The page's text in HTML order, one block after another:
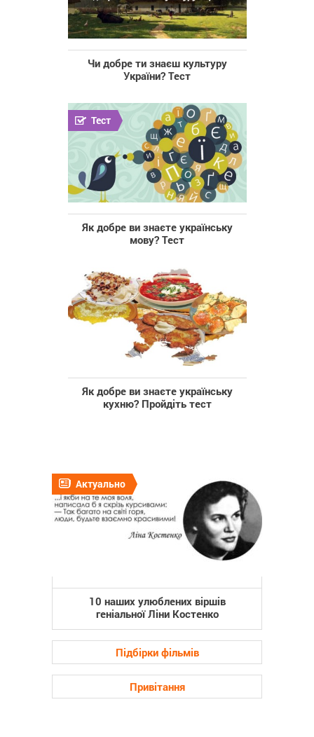
Чи добре ти знаєш культуру
України? Тест
Тест
Як добре ви знаєте українську
мову? Тест
Як добре ви знаєте українську
кухню? Пройдіть тест
Актуально
10 наших улюблених віршів
геніальної Ліни Костенко
Підбірки фільмів
Привітання